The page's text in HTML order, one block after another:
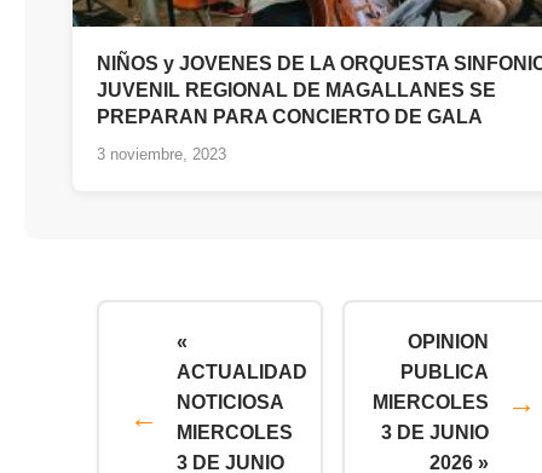
NIÑOS y JOVENES DE LA ORQUESTA
JUVENIL REGIONAL DE MAGALLANES SE
PREPARAN PARA CONCIERTO DE GALA
3 noviembre, 2023
«
ACTUALIDAD
NOTICIOSA
MIERCOLES
3 DE JUNIO
OPINION
PUBLICA
MIERCOLES
3 DE JUNIO
2026 »